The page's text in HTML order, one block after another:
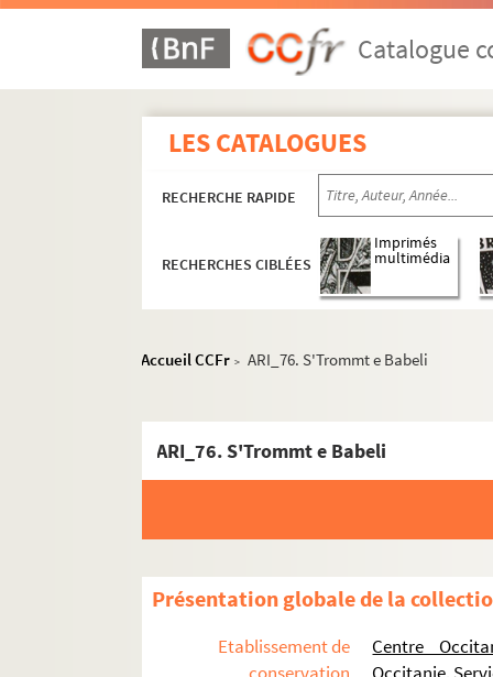
Catalogue
LES CATALOGUES
RECHERCHE RAPIDE
RECHERCHES CIBLÉES
Imprimés
multimédia
Accueil CCFr > ARI_76. S'Trommt e Babeli
ARI_76. S'Trommt e Babeli
Présentation globale de la
Etablissement de
Centre